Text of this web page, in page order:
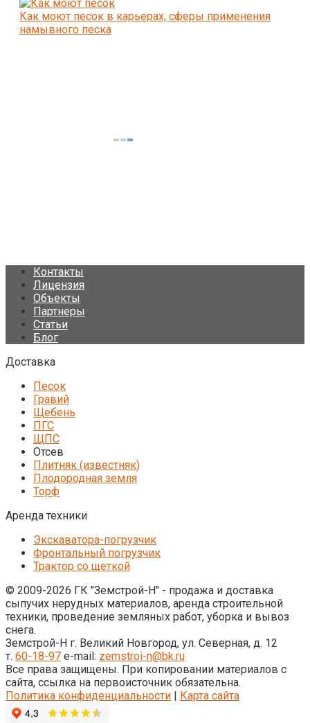
Как моют песок в карьерах, сферы применения
намывного песка
Контакты
Лицензия
Объекты
Партнеры
Статьи
Блог
Доставка
Песок
Гравий
Щебень
ПГС
ЩПС
Отсев
Плитняк (известняк)
Плодородная земля
Торф
Аренда техники
Экскаватора-погрузчик
Фронтальный погрузчик
Трактор со щеткой
© 2009-2026 ГК "Земстрой-Н" - продажа и доставка
сыпучих нерудных материалов, аренда строительной
техники, проведение земляных работ, уборка и вывоз
снега.
Земстрой-Н г. Великий Новгород, ул. Северная, д. 12
т. 60-18-97 e-mail: zemstroi-n@bk.ru
Все права защищены. При копировании материалов с
сайта, ссылка на первоисточник обязательна.
Политика конфиденциальности | Карта сайта